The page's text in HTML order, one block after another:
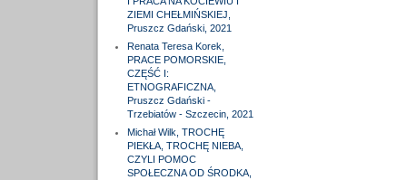
ZIEMI CHEŁMIŃSKIEJ,
Pruszcz Gdański, 2021
Renata Teresa Korek,
PRACE POMORSKIE,
CZĘŚĆ I:
ETNOGRAFICZNA,
Pruszcz Gdański -
Trzebiatów - Szczecin, 2021
Michał Wilk, TROCHĘ
PIEKŁA, TROCHĘ NIEBA,
CZYLI POMOC
SPOŁECZNA OD ŚRODKA,